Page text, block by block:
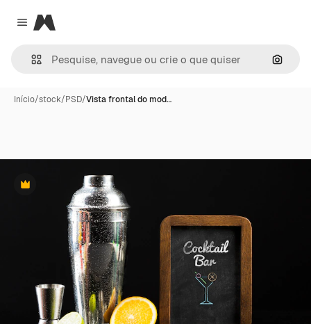
Close menu
Magnific
Início/stock/PSD/Vista frontal do mod…
Premium